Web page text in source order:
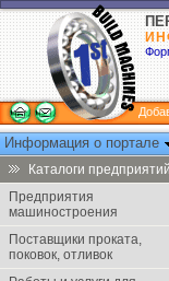
Информация о портале
Каталоги предприятий
Предприятия
машиностроения
Поставщики проката,
поковок, отливок